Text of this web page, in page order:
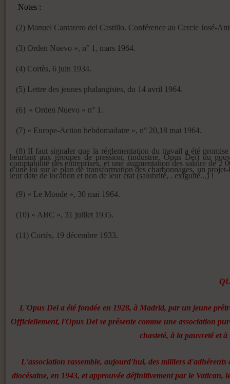
Notes :
(2) Manuel Cantarero del Castillo. Confé­rence au Cercle José-
(3) Orden Nuevo », n° 1, mars 1964.
(4) Cortès, 6 juin 1934.
(5) Lettre des jeunes phalangistes, du 14 avril 1964.
(6} « Orden Nuevo » n° 1.
(7) « Europe-Action hebdomadaire », n° 20,18 mai 1964.
(8) II faut signaler que la réglementation du travail a été
heurtant aux groupes de pression, (industrie, Opus Deï) du
comptabilité des entreprises, et une augmen­tation des salaire de
d'une loi sur le plan de transformation des charbonnages, un
leur date de location et non de leur état (salubrité, . exiguïté...) !
(9) « Le Monde », 30 mai 1964.
(10) « ABC », 31 juillet 1935.
(11) Cortès, 19 décembre 1933.
L'Opus Deï a été fondée en 1928, à Madrid, par un jeune
Officiellement, l'Opus Deï se présente comme une association
chasteté, à la pauvreté et
L'association rassemble, au­jourd'hui, des milliers
diocésaine, en 1943, et ap­prouvée définitivement par le